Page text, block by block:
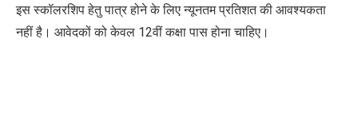
इस स्कॉलरशिप हेतु पात्र होने के लिए न्यूनतम प्रतिशत की आवश्यकता
नहीं है। आवेदकों को केवल 12वीं कक्षा पास होना चाहिए।